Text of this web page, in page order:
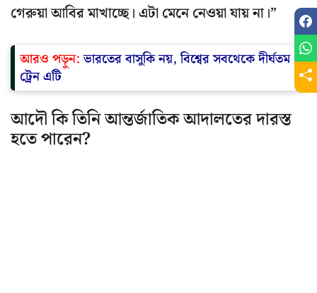
গেরুয়া আবির মাখাচ্ছে। এটা মেনে নেওয়া যায় না।”
আরও পড়ুন:ভারতের বাসুকি নয়, বিশ্বের সবথেকে দীর্ঘতম
ট্রেন এটি
আদৌ কি তিনি আন্তর্জাতিক আদালতের দারস্ত
হতে পারেন?